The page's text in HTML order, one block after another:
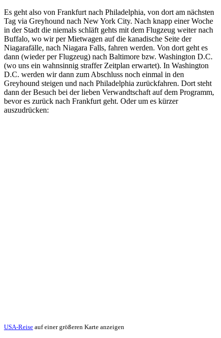
Es geht also von Frankfurt nach Philadelphia, von dort am nächsten
Tag via Greyhound nach New York City. Nach knapp einer Woche
in der Stadt die niemals schläft gehts mit dem Flugzeug weiter nach
Buffalo, wo wir per Mietwagen auf die kanadische Seite der
Niagarafälle, nach Niagara Falls, fahren werden. Von dort geht es
dann (wieder per Flugzeug) nach Baltimore bzw. Washington D.C.
(wo uns ein wahnsinnig straffer Zeitplan erwartet). In Washington
D.C. werden wir dann zum Abschluss noch einmal in den
Greyhound steigen und nach Philadelphia zurückfahren. Dort steht
dann der Besuch bei der lieben Verwandtschaft auf dem Programm,
bevor es zurück nach Frankfurt geht. Oder um es kürzer
auszudrücken:
USA-Reise auf einer größeren Karte anzeigen